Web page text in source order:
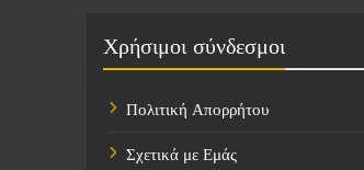
Χρήσιμοι σύνδεσμοι
Πολιτική Απορρήτου
Σχετικά με Εμάς